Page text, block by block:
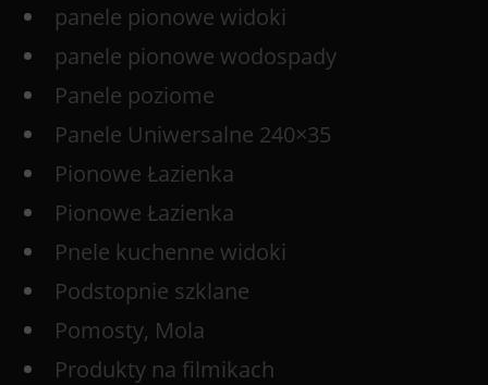
panele pionowe widoki
panele pionowe wodospady
Panele poziome
Panele Uniwersalne 240×35
Pionowe Łazienka
Pionowe Łazienka
Pnele kuchenne widoki
Podstopnie szklane
Pomosty, Mola
Produkty na filmikach